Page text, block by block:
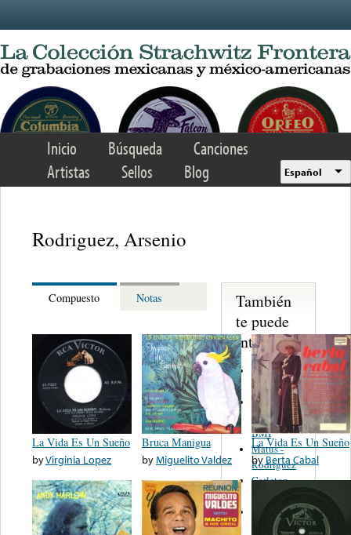
Inicio Búsqueda
Canciones
Artistas
Sellos Blog Español
Rodriguez, Arsenio
Compuesto Notas
La Vida Es Un Sueño
byVirginia Lopez
Bruca Manigua
byMiguelito Valdez
La Vida Es Un Sueño
byBerta Cabal
También
te puede
interesar...
Martinez,
Felipe
Performance
Music Co.
BMI
Matus -
Rodriguez
Carleton -
Dixon
Abreu -
Oliverira